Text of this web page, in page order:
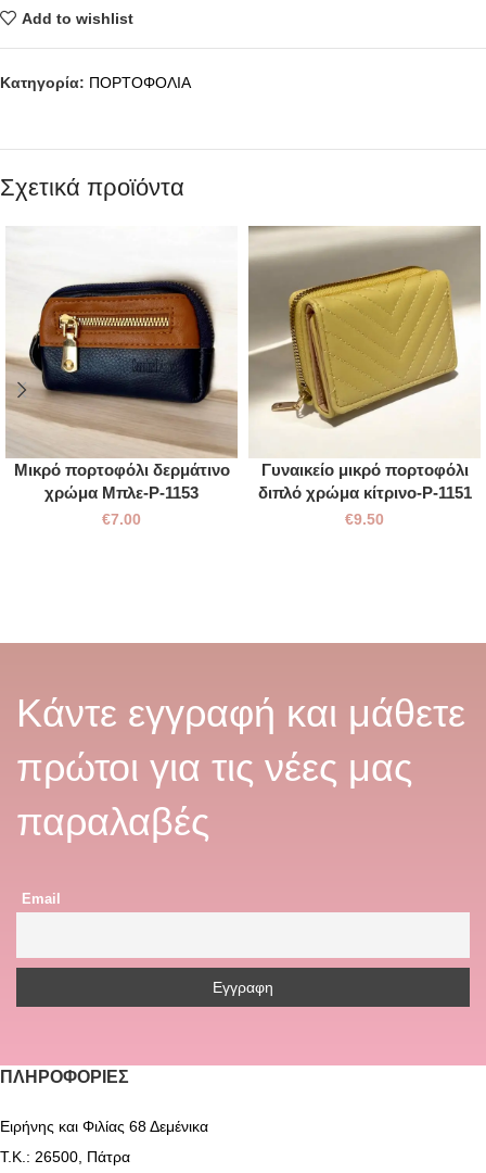
Add to wishlist
Κατηγορία: ΠΟΡΤΟΦΟΛΙΑ
Σχετικά προϊόντα
Μικρό πορτοφόλι δερμάτινο
χρώμα Μπλε-P-1153
€7.00
Γυναικείο μικρό πορτοφόλι
διπλό χρώμα κίτρινο-P-1151
€9.50
Κάντε εγγραφή και μάθετε
πρώτοι για τις νέες μας
παραλαβές
Email
ΠΛΗΡΟΦΟΡΊΕΣ
Ειρήνης και Φιλίας 68 Δεμένικα
Τ.Κ.: 26500, Πάτρα